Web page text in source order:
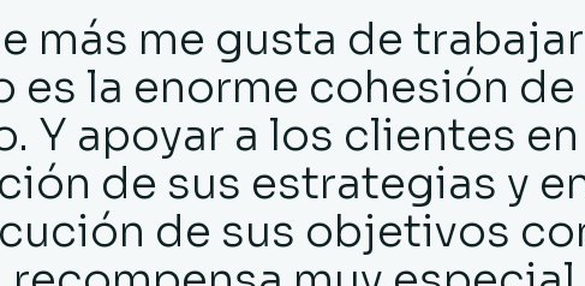
más me gusta de
es la enorme cohesión
Y apoyar a los clientes en
de sus estrategias y
de sus objetivos